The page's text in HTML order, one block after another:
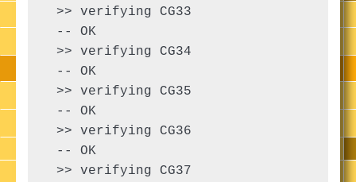
>> verifying CG33
-- OK
>> verifying CG34
-- OK
>> verifying CG35
-- OK
>> verifying CG36
-- OK
>> verifying CG37